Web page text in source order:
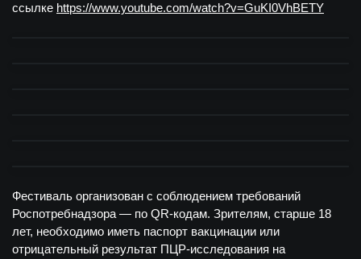
ссылке https://www.youtube.com/watch?v=GuKI0VhBETY
Фестиваль организован с соблюдением требований
Роспотребнадзора — по QR-кодам. Зрителям, старше 18
лет, необходимо иметь паспорт вакцинации или
отрицательный результат ПЦР-исследования на